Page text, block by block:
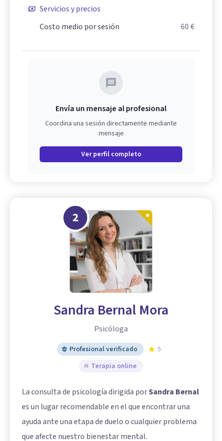
Servicios y precios
Costo medio por sesión
60 €
Envía un mensaje al profesional
Coordina una sesión directamente mediante
mensaje
Ver perfil completo
2
Sandra Bernal Mora
Psicóloga
Profesional verificado
5
Terapia online
La consulta de psicología dirigida porSandra Bernal
es un lugar recomendable en el que encontrar una
ayuda ante una etapa de duelo o cualquier problema
que afecte nuestro bienestar mental.